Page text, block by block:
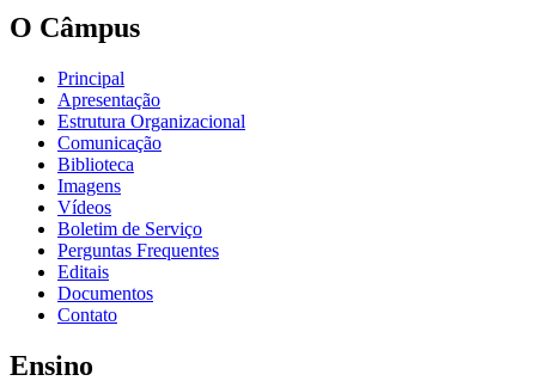
O Câmpus
Principal
Apresentação
Estrutura Organizacional
Comunicação
Biblioteca
Imagens
Vídeos
Boletim de Serviço
Perguntas Frequentes
Editais
Documentos
Contato
Ensino